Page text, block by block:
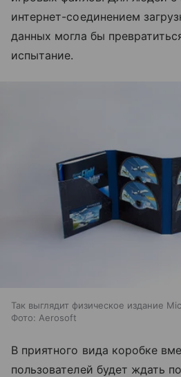
интернет-соединением
данных могла бы
испытание.
Так выглядит физическое издание
Фото: Aerosoft
В приятного вида коробке
пользователей будет ждать